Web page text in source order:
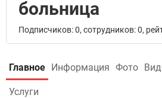
больница
Подписчиков: 0, сотрудников: 0,
Главное Информация Фото
Услуги